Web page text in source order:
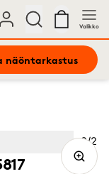
Valikko
näöntarkastus
Kuva
2/2
(Current image)